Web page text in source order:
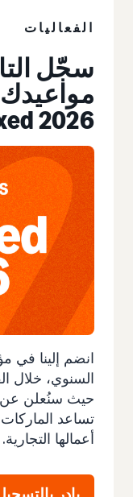
الفعاليات
سجّل
2026
حيث سنُعلن عن
تساعد
أعمالها التجارية.